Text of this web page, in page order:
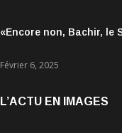
«Encore non, Bachir, le
Février 6, 2025
L’ACTU EN IMAGES